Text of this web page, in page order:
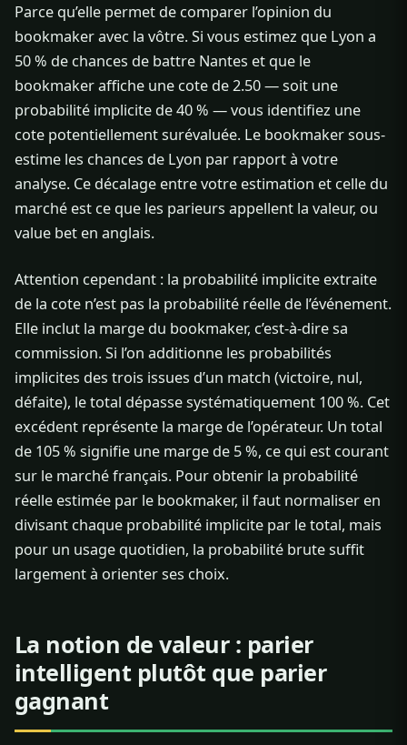
Parce qu’elle permet de comparer l’opinion du
bookmaker avec la vôtre. Si vous estimez que Lyon a
50 % de chances de battre Nantes et que le
bookmaker affiche une cote de 2.50 — soit une
probabilité implicite de 40 % — vous identifiez une
cote potentiellement surévaluée. Le bookmaker sous-
estime les chances de Lyon par rapport à votre
analyse. Ce décalage entre votre estimation et celle du
marché est ce que les parieurs appellent la valeur, ou
value bet en anglais.
Attention cependant : la probabilité implicite extraite
de la cote n’est pas la probabilité réelle de l’événement.
Elle inclut la marge du bookmaker, c’est-à-dire sa
commission. Si l’on additionne les probabilités
implicites des trois issues d’un match (victoire, nul,
défaite), le total dépasse systématiquement 100 %. Cet
excédent représente la marge de l’opérateur. Un total
de 105 % signifie une marge de 5 %, ce qui est courant
sur le marché français. Pour obtenir la probabilité
réelle estimée par le bookmaker, il faut normaliser en
divisant chaque probabilité implicite par le total, mais
pour un usage quotidien, la probabilité brute suffit
largement à orienter ses choix.
La notion de valeur : parier
intelligent plutôt que parier
gagnant